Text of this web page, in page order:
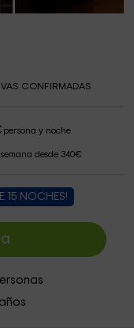
CONFIRMADAS
persona y noche
desde 340€
15 NOCHES!